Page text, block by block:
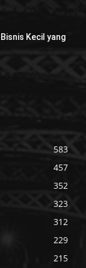
Kecil yang
583
457
352
323
312
229
215